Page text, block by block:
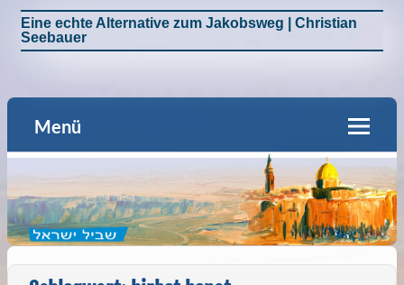
Eine echte Alternative zum Jakobsweg | Christian
Seebauer
Menü